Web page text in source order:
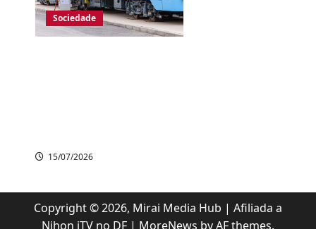
Sociedade
15/07/2026
Copyright © 2026, Mirai Media Hub | Afiliada a
Nihon iTV no DF | MoreNews by AF themes.